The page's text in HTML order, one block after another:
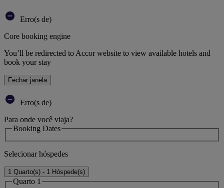
Erro(s de)
Core booking engine
You’ll be redirected to Accor website to view available hotels and
book your stay
Fechar janela
Erro(s de)
Para onde você viaja?
Booking Dates
Selecionar hóspedes
1 Quarto(s) - 1 Hóspede(s)
Quarto 1